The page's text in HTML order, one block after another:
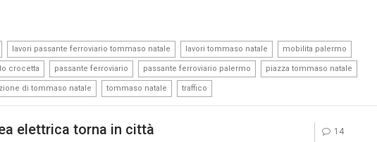
lavori passante ferroviario tommaso natale lavori tommaso natale mobilita palermo
crocetta passante ferroviario passante ferroviario palermo piazza tommaso natale
di tommaso natale tommaso natale traffico
elettrica torna in città
14